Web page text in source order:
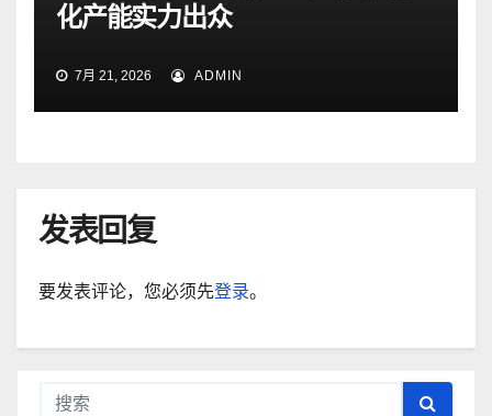
化产能实力出众
7月 21, 2026 ADMIN
发表回复
要发表评论，您必须先登录。